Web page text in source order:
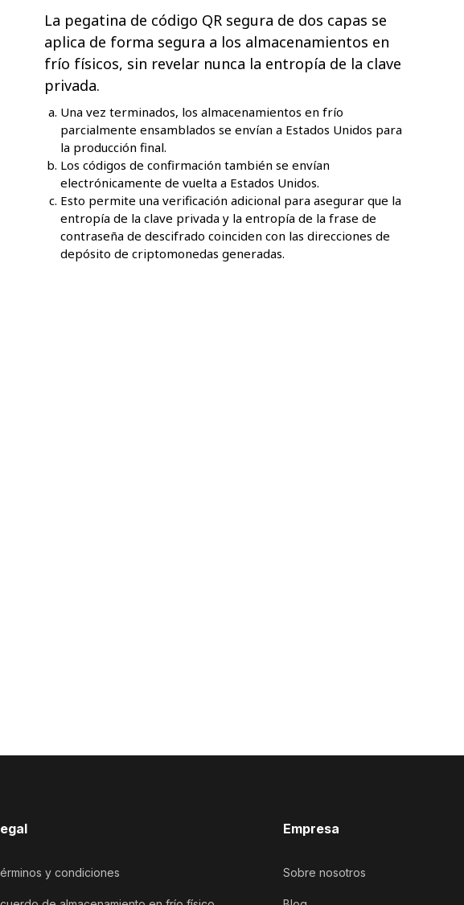
La pegatina de código QR segura de dos capas se
aplica de forma segura a los almacenamientos en
frío físicos, sin revelar nunca la entropía de la clave
privada.
Una vez terminados, los almacenamientos en frío
parcialmente ensamblados se envían a Estados Unidos para
la producción final.
Los códigos de confirmación también se envían
electrónicamente de vuelta a Estados Unidos.
Esto permite una verificación adicional para asegurar que la
entropía de la clave privada y la entropía de la frase de
contraseña de descifrado coinciden con las direcciones de
depósito de criptomonedas generadas.
y condiciones
Empresa
Sobre nosotros